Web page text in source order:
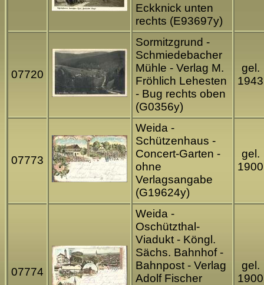
Eckknick unten
rechts (E93697y)
07720
Sormitzgrund -
Schmiedebacher
Mühle - Verlag M.
Fröhlich Lehesten
- Bug rechts oben
(G0356y)
gel.
1943
07773
Weida -
Schützenhaus -
Concert-Garten -
ohne
Verlagsangabe
(G19624y)
gel.
1900
07774
Weida -
Oschützthal-
Viadukt - Köngl.
Sächs. Bahnhof -
Bahnpost - Verlag
Adolf Fischer
gel.
1900